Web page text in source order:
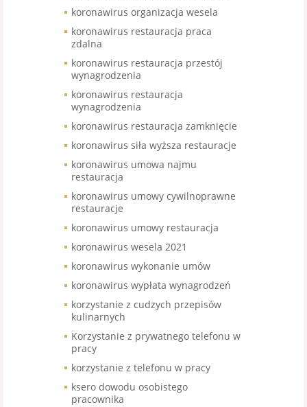
koronawirus organizacja wesela
koronawirus restauracja praca
zdalna
koronawirus restauracja przestój
wynagrodzenia
koronawirus restauracja
wynagrodzenia
koronawirus restauracja zamknięcie
koronawirus siła wyższa restauracje
koronawirus umowa najmu
restauracja
koronawirus umowy cywilnoprawne
restauracje
koronawirus umowy restauracja
koronawirus wesela 2021
koronawirus wykonanie umów
koronawirus wypłata wynagrodzeń
korzystanie z cudzych przepisów
kulinarnych
Korzystanie z prywatnego telefonu w
pracy
korzystanie z telefonu w pracy
ksero dowodu osobistego
pracownika